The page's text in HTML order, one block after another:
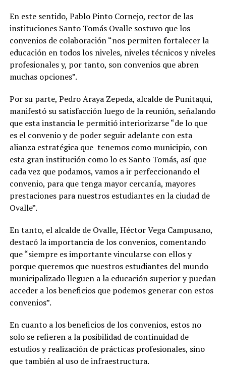
En este sentido, Pablo Pinto Cornejo, rector de las
instituciones Santo Tomás Ovalle sostuvo que los
convenios de colaboración “nos permiten fortalecer la
educación en todos los niveles, niveles técnicos y niveles
profesionales y, por tanto, son convenios que abren
muchas opciones”.
Por su parte, Pedro Araya Zepeda, alcalde de Punitaqui,
manifestó su satisfacción luego de la reunión, señalando
que esta instancia le permitió interiorizarse “de lo que
es el convenio y de poder seguir adelante con esta
alianza estratégica que tenemos como municipio, con
esta gran institución como lo es Santo Tomás, así que
cada vez que podamos, vamos a ir perfeccionando el
convenio, para que tenga mayor cercanía, mayores
prestaciones para nuestros estudiantes en la ciudad de
Ovalle”.
En tanto, el alcalde de Ovalle, Héctor Vega Campusano,
destacó la importancia de los convenios, comentando
que “siempre es importante vincularse con ellos y
porque queremos que nuestros estudiantes del mundo
municipalizado lleguen a la educación superior y puedan
acceder a los beneficios que podemos generar con estos
convenios”.
En cuanto a los beneficios de los convenios, estos no
solo se refieren a la posibilidad de continuidad de
estudios y realización de prácticas profesionales, sino
que también al uso de infraestructura.